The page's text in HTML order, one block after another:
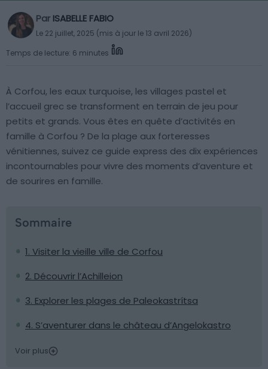
Par ISABELLE FABIO
Le 22 juillet, 2025 (mis à jour le 13 avril 2026)
Temps de lecture: 6 minutes
À Corfou, les eaux turquoise, les villages pastel et
l’accueil grec se transforment en terrain de jeu pour
petits et grands. Vous êtes en quête d’activités en
famille à Corfou ? De la plage aux forteresses
vénitiennes, suivez ce guide express des dix expériences
incontournables pour vivre des moments d’aventure et
de sourires en famille.
Sommaire
1. Visiter la vieille ville de Corfou
2. Découvrir l’Achilleion
3. Explorer les plages de Paleokastrítsa
4. S’aventurer dans le château d’Angelokastro
Voir plus